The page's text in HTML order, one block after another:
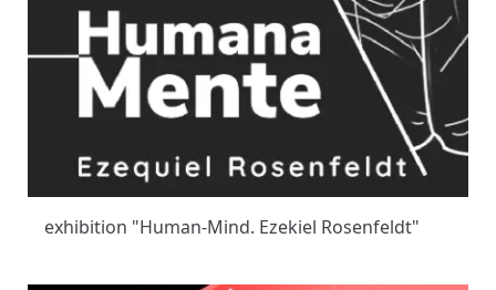
exhibition "Human-Mind. Ezekiel Rosenfeldt"